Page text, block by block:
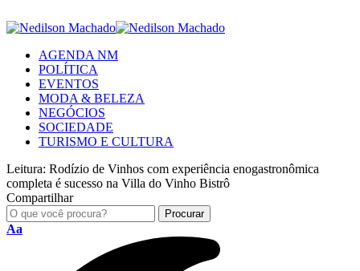
AGENDA NM
POLÍTICA
EVENTOS
MODA & BELEZA
NEGÓCIOS
SOCIEDADE
TURISMO E CULTURA
Leitura: Rodízio de Vinhos com experiência enogastronômica
completa é sucesso na Villa do Vinho Bistrô
Compartilhar
Aa